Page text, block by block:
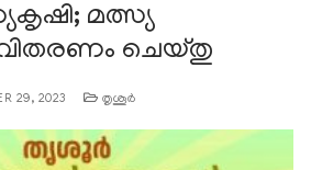
മത്സ്യ
ചെയ്തു
29, 2023 തൃശൂര്‍